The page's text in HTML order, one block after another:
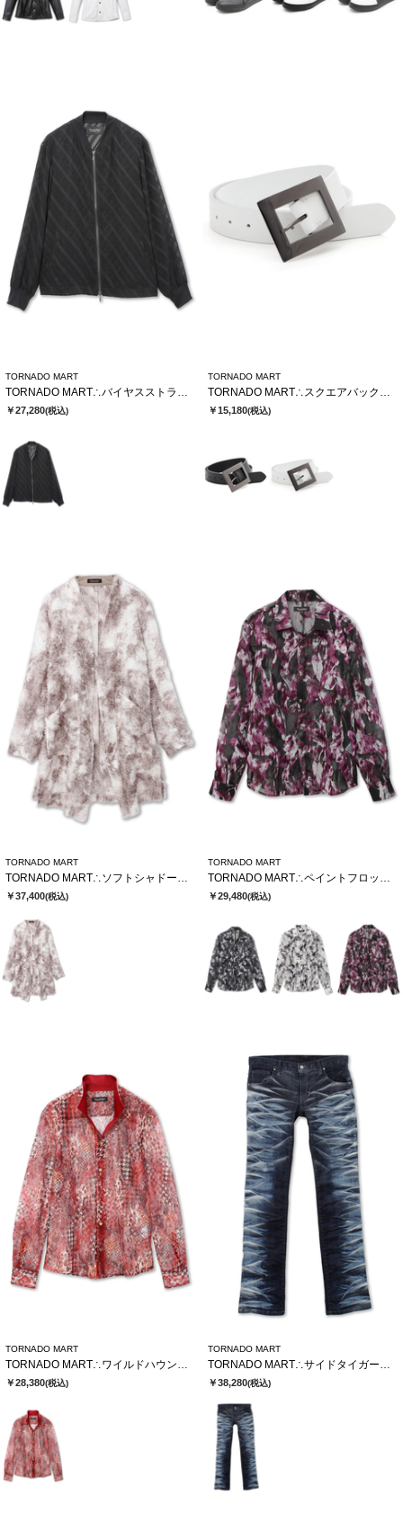
TORNADO MART
TORNADO MART∴バイヤスストライプシアーブルゾン
￥27,280(税込)
TORNADO MART
TORNADO MART∴スクエアバックルベルト
￥15,180(税込)
TORNADO MART
TORNADO MART∴ソフトシャドーカットJQロングカーデ
￥37,400(税込)
TORNADO MART
TORNADO MART∴ペイントフロッキーオーガンジーシャツ
￥29,480(税込)
TORNADO MART
￥28,380(税込)
TORNADO MART
￥38,280(税込)